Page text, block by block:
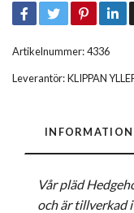
Artikelnummer:4336
Leverantör:KLIPPAN
INFORMATION
Vår pläd
och är tillverkad